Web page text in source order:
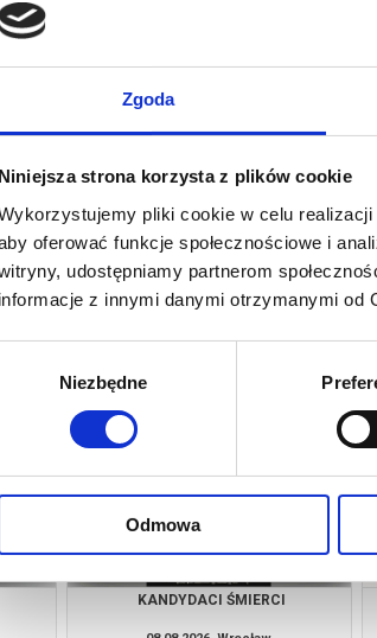
Zgoda
Niniejsza strona korzysta z plików cookie
pliki cookie w celu realizacji
oferować funkcje społecznościowe i
udostępniamy partnerom
informacje z innymi danymi otrzymanymi od
Niezbędne
Odmowa
ODYSEJA
kup bilet
KANDYDACI ŚMIERCI